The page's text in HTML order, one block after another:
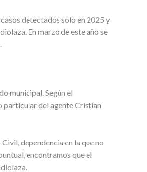
detectados solo en 2025 y
En marzo de este año se
municipal. Según el
particular del agente Cristian
dependencia en la que no
encontramos que el